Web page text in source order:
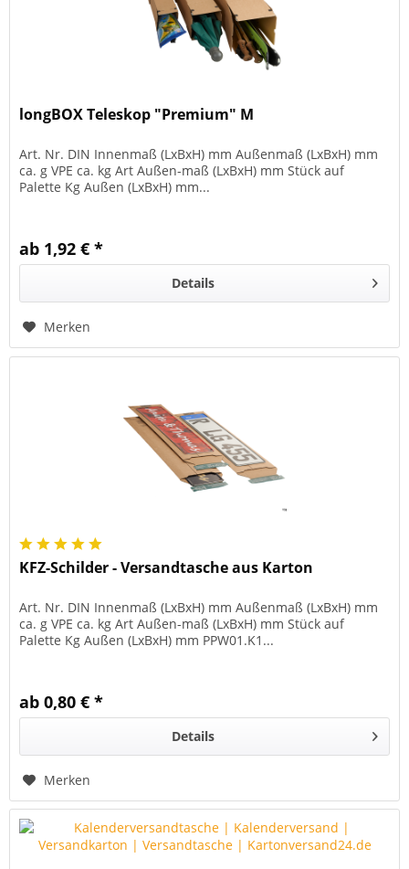
longBOX Teleskop "Premium" M
Art. Nr. DIN Innenmaß (LxBxH) mm Außenmaß (LxBxH) mm
ca. g VPE ca. kg Art Außen-maß (LxBxH) mm Stück auf
Palette Kg Außen (LxBxH) mm...
ab 1,92 € *
Details
Merken
KFZ-Schilder - Versandtasche aus Karton
Art. Nr. DIN Innenmaß (LxBxH) mm Außenmaß (LxBxH) mm
ca. g VPE ca. kg Art Außen-maß (LxBxH) mm Stück auf
Palette Kg Außen (LxBxH) mm PPW01.K1...
ab 0,80 € *
Details
Merken